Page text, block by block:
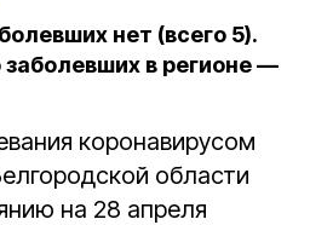
нет (всего 5).
в регионе —
коронавирусом
области
на 28 апреля